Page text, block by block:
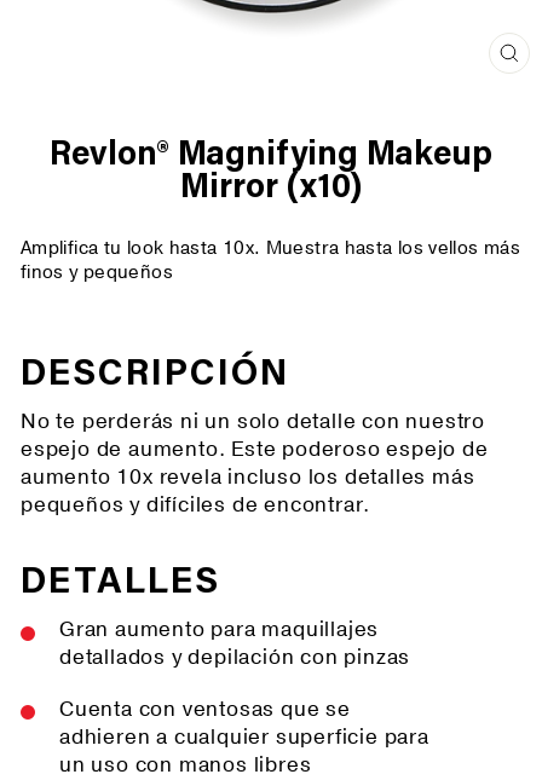
Revlon® Magnifying Makeup
Mirror (x10)
Amplifica tu look hasta 10x. Muestra hasta los vellos más
finos y pequeños
DESCRIPCIÓN
No te perderás ni un solo detalle con nuestro
espejo de aumento. Este poderoso espejo de
aumento 10x revela incluso los detalles más
pequeños y difíciles de encontrar.
DETALLES
Gran aumento para maquillajes
detallados y depilación con pinzas
Cuenta con ventosas que se
adhieren a cualquier superficie para
un uso con manos libres